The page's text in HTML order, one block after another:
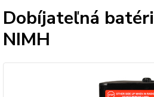
Dobíjateľná
NIMH